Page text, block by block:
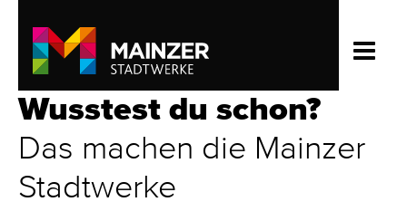
Wusstest du schon?
Das machen die Mainzer
Stadtwerke